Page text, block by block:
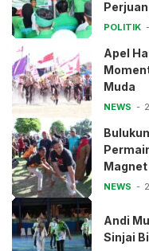
POLITIK
Apel
Muda
NEWS
Magnet
NEWS
Andi
Sinjai